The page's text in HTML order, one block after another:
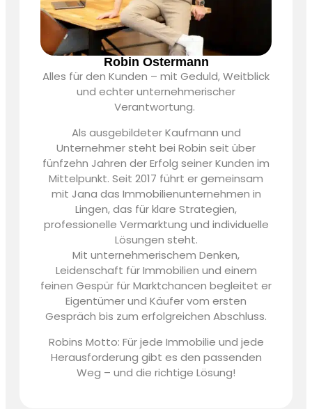
Robin Ostermann
Alles für den Kunden – mit Geduld, Weitblick
und echter unternehmerischer
Verantwortung.
Als ausgebildeter Kaufmann und
Unternehmer steht bei Robin seit über
fünfzehn Jahren der Erfolg seiner Kunden im
Mittelpunkt. Seit 2017 führt er gemeinsam
mit Jana das Immobilienunternehmen in
Lingen, das für klare Strategien,
professionelle Vermarktung und individuelle
Lösungen steht.
Mit unternehmerischem Denken,
Leidenschaft für Immobilien und einem
feinen Gespür für Marktchancen begleitet er
Eigentümer und Käufer vom ersten
Gespräch bis zum erfolgreichen Abschluss.
Robins Motto: Für jede Immobilie und jede
Herausforderung gibt es den passenden
Weg – und die richtige Lösung!